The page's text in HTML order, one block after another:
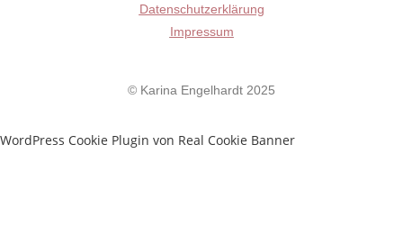
Datenschutzerklärung
Impressum
© Karina Engelhardt 2025
WordPress Cookie Plugin von Real Cookie Banner